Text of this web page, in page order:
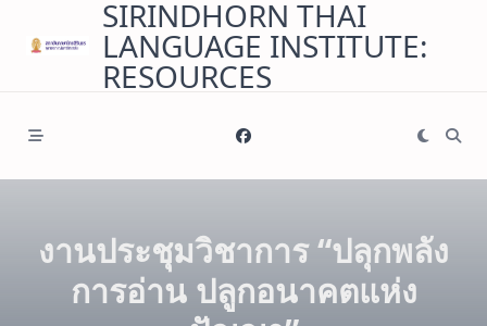
SIRINDHORN THAI
LANGUAGE INSTITUTE:
RESOURCES
งานประชุมวิชาการ “ปลุกพลัง
การอ่าน ปลูกอนาคตแห่ง